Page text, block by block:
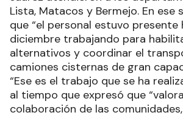
Lista, Matacos y Bermejo. En ese
que “el personal estuvo
diciembre trabajando para
alternativos y coordinar el
camiones cisternas de gran
“Ese es el trabajo que se ha
al tiempo que expresó que
colaboración de las